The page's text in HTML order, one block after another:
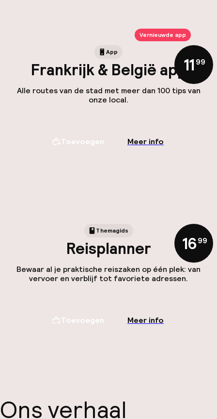
Vernieuwde app
App
Frankrijk & België app
Alle routes van de stad met meer dan 100 tips van
onze local.
11 ,99
Toevoegen Meer info
Themagids
Reisplanner
Bewaar al je praktische reiszaken op één plek: van
vervoer en verblijf tot favoriete adressen.
16,99
Toevoegen Meer info
Ons verhaal